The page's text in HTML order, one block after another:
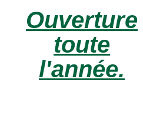
Ouverture
toute
l'année.